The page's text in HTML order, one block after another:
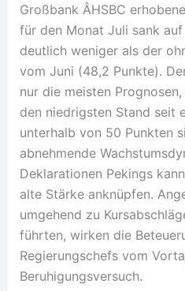
Großbank Â­HSBC
für den Monat Juli sank
deutlich weniger als der
vom Juni (48,2 Punkte).
nur die meisten
den niedrigsten Stand seit
unterhalb von 50 Punkten
abnehmende
Deklarationen Pekings
alte Stärke anknüpfen.
umgehend zu
führten, wirken die
Regierungschefs vom
Beruhigungsversuch.